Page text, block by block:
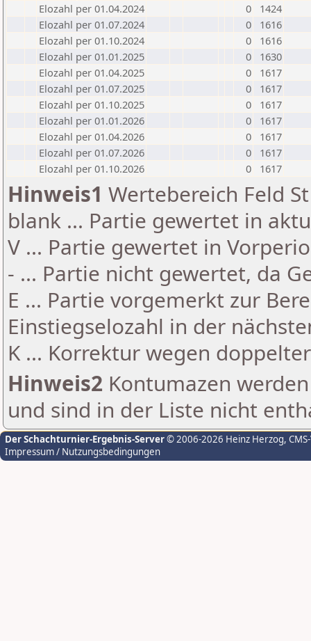
Elozahl per 01.04.2024
0
1424
Elozahl per 01.07.2024
0
1616
Elozahl per 01.10.2024
0
1616
Elozahl per 01.01.2025
0
1630
Elozahl per 01.04.2025
0
1617
Elozahl per 01.07.2025
0
1617
Elozahl per 01.10.2025
0
1617
Elozahl per 01.01.2026
0
1617
Elozahl per 01.04.2026
0
1617
Elozahl per 01.07.2026
0
1617
Elozahl per 01.10.2026
0 1617
Hinweis1 Wertebereich Feld
blank ... Partie gewertet in
V ... Partie gewertet in
- ... Partie nicht gewertet, da
E ... Partie vorgemerkt zur
Einstiegselozahl in der
K ... Korrektur wegen
Hinweis2 Kontumazen
und sind in der Liste nicht
Der Schachturnier-Ergebnis-Server© 2006-2026 Heinz Herzog,
Impressum / Nutzungsbedingungen